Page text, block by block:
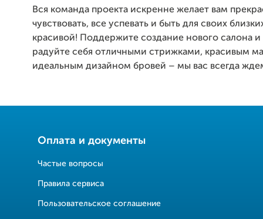
Вся команда проекта искренне желает вам
чувствовать, все успевать и быть для своих
красивой! Поддержите создание нового салона
радуйте себя отличными стрижками, красивым
идеальным дизайном бровей – мы вас всегда
Оплата и документы
Частые вопросы
Правила сервиса
Пользовательское соглашение